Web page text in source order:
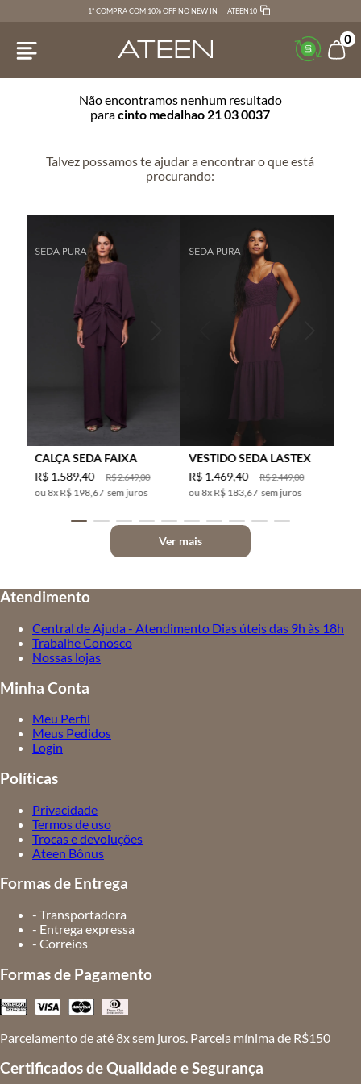
1ª COMPRA COM 10% OFF NO NEW IN ATEEN10
0
Não encontramos nenhum resultado
paracinto medalhao 21 03 0037
Talvez possamos te ajudar a encontrar o que está
procurando:
CALÇA SEDA FAIXA
R$2.649,00
R$ 1.589,40
8x R$ 198,67 sem juros
VESTIDO SEDA LASTEX
R$2.449,00
R$ 1.469,40
8x R$ 183,67 sem juros
Ver mais
Atendimento
Central de Ajuda - Atendimento Dias úteis das 9h às 18h
Trabalhe Conosco
Nossas lojas
Minha Conta
Meu Perfil
Meus Pedidos
Login
Políticas
Privacidade
Termos de uso
Trocas e devoluções
Ateen Bônus
Formas de Entrega
- Transportadora
- Entrega expressa
- Correios
Formas de Pagamento
Parcelamento de até 8x sem juros. Parcela mínima de R$150
Certificados de Qualidade e Segurança